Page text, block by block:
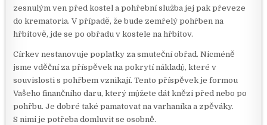
zesnulým ven před kostel a pohřební služba jej pak převeze
do krematoria. V případě, že bude zemřelý pohřben na
hřbitově, jde se po obřadu v kostele na hřbitov.
Církev nestanovuje poplatky za smuteční obřad. Nicméně
jsme vděční za příspěvek na pokrytí nákladů, které v
souvislosti s pohřbem vznikají. Tento příspěvek je formou
Vašeho finančního daru, který můžete dát knězi před nebo po
pohřbu. Je dobré také pamatovat na varhaníka a zpěváky.
S nimi je potřeba domluvit se osobně.